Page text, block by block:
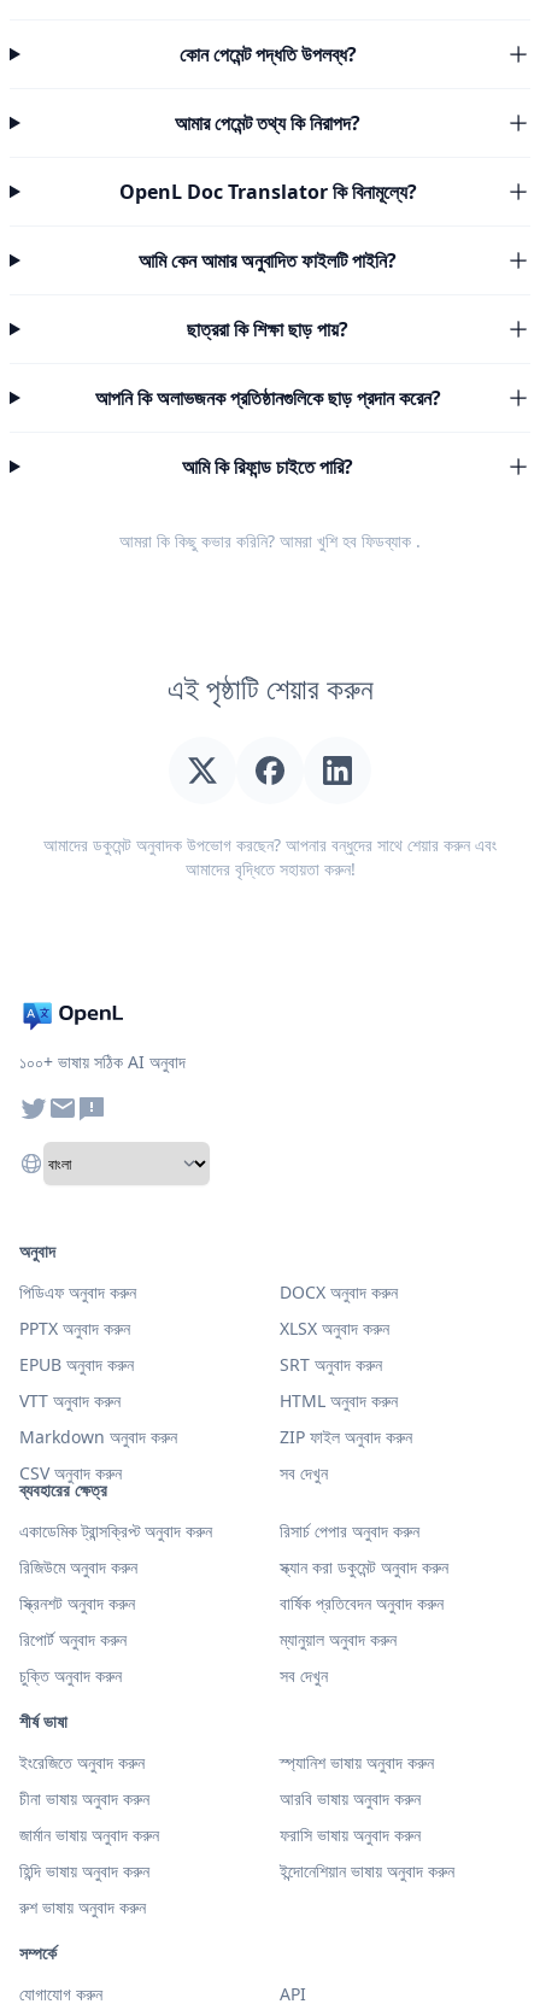
কোন পেমেন্ট পদ্ধতি উপলব্ধ?
আমার পেমেন্ট তথ্য কি নিরাপদ?
OpenL Doc Translator কি বিনামূল্যে?
আমি কেন আমার অনুবাদিত ফাইলটি পাইনি?
ছাত্ররা কি শিক্ষা ছাড় পায়?
আপনি কি অলাভজনক প্রতিষ্ঠানগুলিকে ছাড় প্রদান করেন?
আমি কি রিফান্ড চাইতে পারি?
আমরা কি কিছু কভার করিনি? আমরা খুশি হব ফিডব্যাক .
এই পৃষ্ঠাটি শেয়ার করুন
আমাদের ডকুমেন্ট অনুবাদক উপভোগ করছেন? আপনার বন্ধুদের সাথে শেয়ার করুন এবং
আমাদের বৃদ্ধিতে সহায়তা করুন!
১০০+ ভাষায় সঠিক AI অনুবাদ
ব্যবহারের ক্ষেত্র
একাডেমিক ট্রান্সক্রিপ্ট অনুবাদ করুন
রিসার্চ পেপার অনুবাদ করুন
রিজিউমে অনুবাদ করুন
স্ক্যান করা ডকুমেন্ট অনুবাদ করুন
স্ক্রিনশট অনুবাদ করুন
বার্ষিক প্রতিবেদন অনুবাদ করুন
রিপোর্ট অনুবাদ করুন
ম্যানুয়াল অনুবাদ করুন
চুক্তি অনুবাদ করুন
সব দেখুন
শীর্ষ ভাষা
ইংরেজিতে অনুবাদ করুন
স্প্যানিশ ভাষায় অনুবাদ করুন
চীনা ভাষায় অনুবাদ করুন
আরবি ভাষায় অনুবাদ করুন
জার্মান ভাষায় অনুবাদ করুন
ফরাসি ভাষায় অনুবাদ করুন
হিন্দি ভাষায় অনুবাদ করুন
ইন্দোনেশিয়ান ভাষায় অনুবাদ করুন
রুশ ভাষায় অনুবাদ করুন
অনুবাদ
পিডিএফ অনুবাদ করুন
DOCX অনুবাদ করুন
PPTX অনুবাদ করুন
XLSX অনুবাদ করুন
EPUB অনুবাদ করুন
SRT অনুবাদ করুন
VTT অনুবাদ করুন
HTML অনুবাদ করুন
Markdown অনুবাদ করুন
ZIP ফাইল অনুবাদ করুন
CSV অনুবাদ করুন
সব দেখুন
সম্পর্কে
যোগাযোগ করুন
API